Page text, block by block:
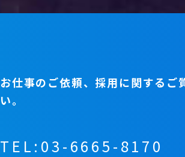
お仕事のご依頼、採用に関するご
い。
TEL: 03-6665-8170